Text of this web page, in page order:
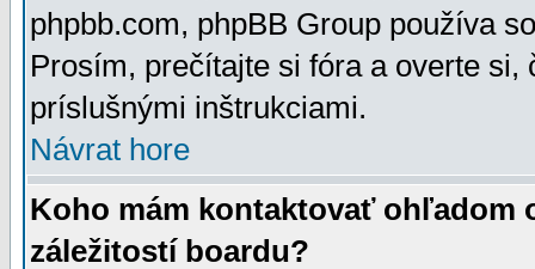
phpbb.com, phpBB Group používa
Prosím, prečítajte si fóra a overte
príslušnými inštrukciami.
Návrat hore
Koho mám kontaktovať ohľadom
záležitostí boardu?